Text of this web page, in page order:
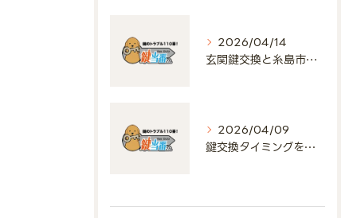
2026/04/14
玄関鍵交換と糸島市で費用や業者選びを徹底解説
2026/04/09
鍵交換タイミングを見極める賃貸入居や防犯強化に役立つ安心ガイド